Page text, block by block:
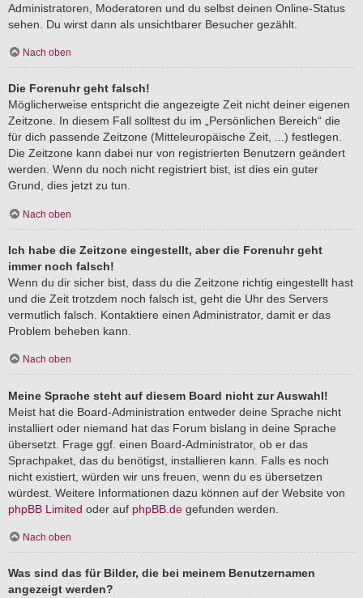
Administratoren, Moderatoren und du selbst deinen Online-Status
sehen. Du wirst dann als unsichtbarer Besucher gezählt.
Nach oben
Die Forenuhr geht falsch!
Möglicherweise entspricht die angezeigte Zeit nicht deiner eigenen
Zeitzone. In diesem Fall solltest du im „Persönlichen Bereich“ die
für dich passende Zeitzone (Mitteleuropäische Zeit, ...) festlegen.
Die Zeitzone kann dabei nur von registrierten Benutzern geändert
werden. Wenn du noch nicht registriert bist, ist dies ein guter
Grund, dies jetzt zu tun.
Nach oben
Ich habe die Zeitzone eingestellt, aber die Forenuhr geht
immer noch falsch!
Wenn du dir sicher bist, dass du die Zeitzone richtig eingestellt hast
und die Zeit trotzdem noch falsch ist, geht die Uhr des Servers
vermutlich falsch. Kontaktiere einen Administrator, damit er das
Problem beheben kann.
Nach oben
Meine Sprache steht auf diesem Board nicht zur Auswahl!
Meist hat die Board-Administration entweder deine Sprache nicht
installiert oder niemand hat das Forum bislang in deine Sprache
übersetzt. Frage ggf. einen Board-Administrator, ob er das
Sprachpaket, das du benötigst, installieren kann. Falls es noch
nicht existiert, würden wir uns freuen, wenn du es übersetzen
würdest. Weitere Informationen dazu können auf der Website von
phpBB Limited oder auf phpBB.de gefunden werden.
Nach oben
Was sind das für Bilder, die bei meinem Benutzernamen
angezeigt werden?